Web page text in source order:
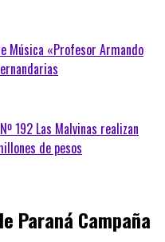
Música «Profesor Armando
192 Las Malvinas realizan
de pesos
Paraná Campaña